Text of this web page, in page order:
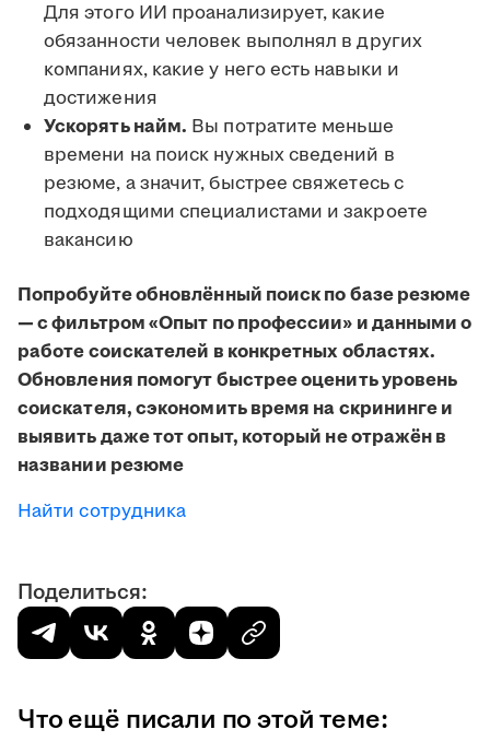
Для этого ИИ проанализирует, какие
обязанности человек выполнял в других
компаниях, какие у него есть навыки и
достижения
Ускорять найм. Вы потратите меньше
времени на поиск нужных сведений в
резюме, а значит, быстрее свяжетесь с
подходящими специалистами и закроете
вакансию
Попробуйте обновлённый поиск по базе резюме
— с фильтром «Опыт по профессии» и данными о
работе соискателей в конкретных областях.
Обновления помогут быстрее оценить уровень
соискателя, сэкономить время на скрининге и
выявить даже тот опыт, который не отражён в
названии резюме
Найти сотрудника
Поделиться:
Что ещё писали по этой теме: